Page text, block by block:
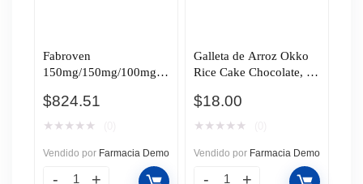
Fabroven
150mg/150mg/100mg,
$824.51
★ ★ ★ ★ ★
Vendido por Farmacia Demo
Galleta de Arroz Okko
Rice Cake Chocolate, 18
$18.00
★ ★ ★ ★ ★
Vendido por Farmacia Demo